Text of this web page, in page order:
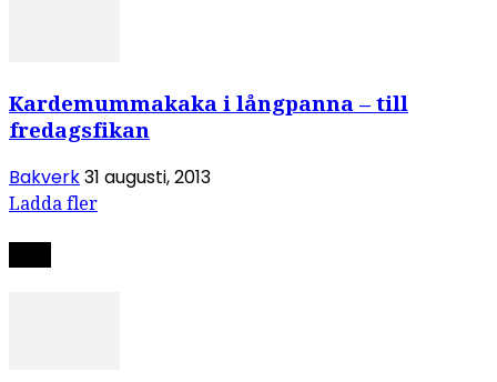
Kardemummakaka i långpanna – till
fredagsfikan
Bakverk31 augusti, 2013
Ladda fler